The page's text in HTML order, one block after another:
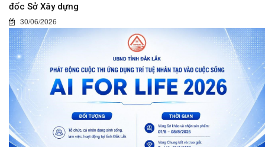
đốc Sở Xây dựng
30/06/2026